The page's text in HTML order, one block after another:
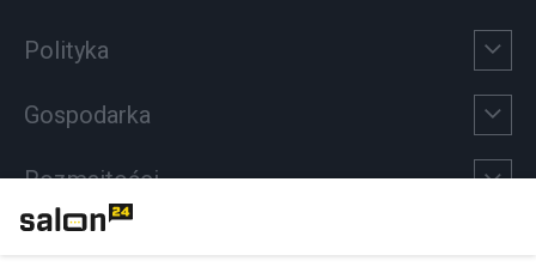
Polityka
Gospodarka
Rozmaitości